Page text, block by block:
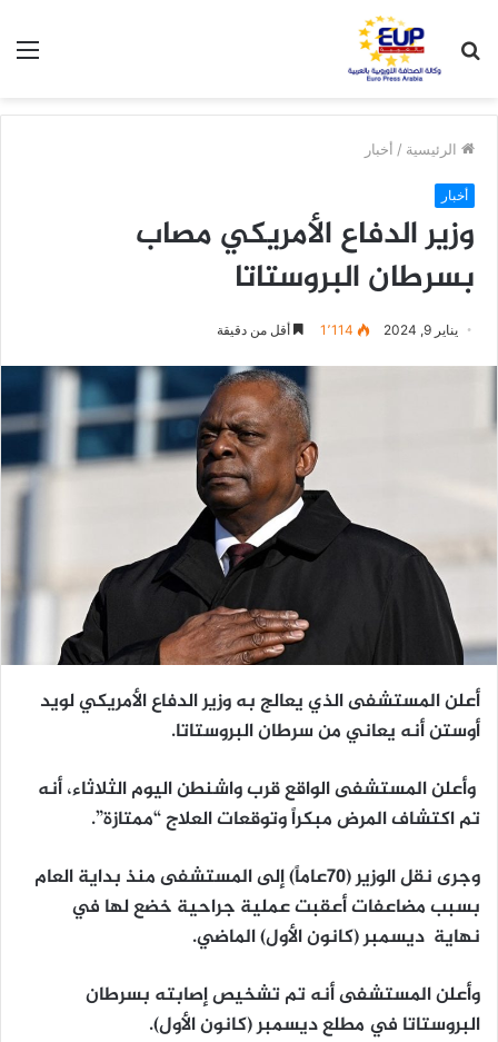
عن
الرئيسية / أخبار
أخبار
وزير الدفاع الأمريكي مصاب
بسرطان البروستاتا
يناير 9, 2024 1٬114 أقل من دقيقة
أعلن المستشفى الذي يعالج به وزير الدفاع الأمريكي لويد
أوستن أنه يعاني من سرطان البروستاتا.
وأعلن المستشفى الواقع قرب واشنطن اليوم الثلاثاء، أنه
تم اكتشاف المرض مبكراً وتوقعات العلاج “ممتازة”.
وجرى نقل الوزير (70عاماً) إلى المستشفى منذ بداية العام
بسبب مضاعفات أعقبت عملية جراحية خضع لها في
نهاية ديسمبر (كانون الأول) الماضي.
وأعلن المستشفى أنه تم تشخيص إصابته بسرطان
البروستاتا في مطلع ديسمبر (كانون الأول).